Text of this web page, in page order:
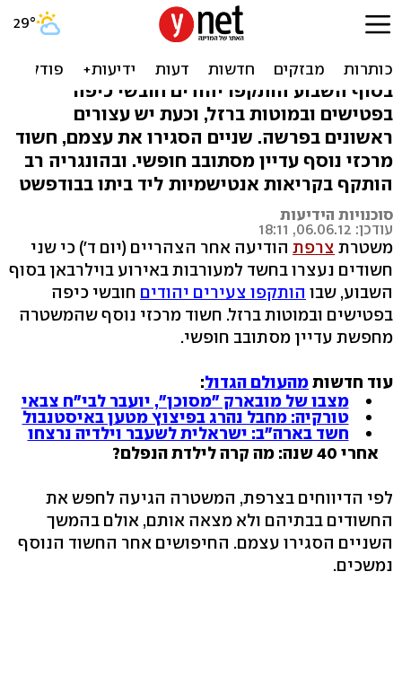
צרפת: נעצרו חשודים
בתקיפת היהודים בוילרבאן
בסוף השבוע הותקפו יהודים חובשי כיפה
בפטישים ובמוטות ברזל, וכעת יש עצורים
ראשונים בפרשה. שניים הסגירו את עצמם, חשוד
מרכזי נוסף עדיין מסתובב חופשי. ובהונגריה רב
הותקף בקריאות אנטישמיות ליד ביתו בבודפשט
סוכנויות הידיעות
עודכן: 06.06.12, 18:11
משטרת צרפת הודיעה אחר הצהריים (יום ד') כי שני
חשודים נעצרו בחשד למעורבות באירוע בוילרבאן בסוף
השבוע, שבו הותקפו צעירים יהודים חובשי כיפה
בפטישים ובמוטות ברזל. חשוד מרכזי נוסף שהמשטרה
מחפשת עדיין מסתובב חופשי.
עוד חדשותמהעולם הגדול:
מצבו של מובארק "מסוכן", יועבר לבי"ח צבאי
טורקיה: מחבל נהרג בפיצוץ מטען באיסטנבול
חשד בארה"ב: ישראלית לשעבר וילדיה נרצחו
אחרי 40 שנה: מה קרה לילדת הנפלם?
לפי הדיווחים בצרפת, המשטרה הגיעה לחפש את
החשודים בבתיהם ולא מצאה אותם, אולם בהמשך
השניים הסגירו עצמם. החיפושים אחר החשוד הנוסף
נמשכים.